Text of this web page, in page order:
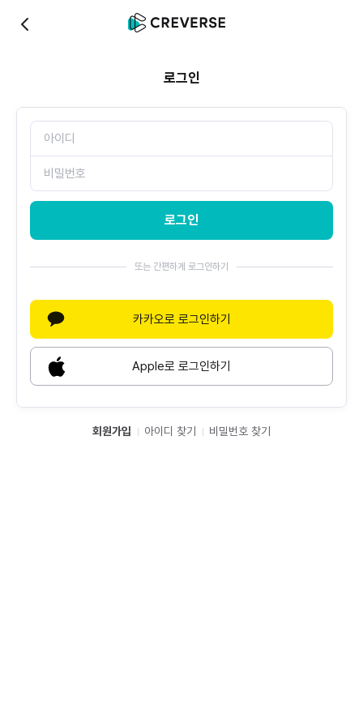
로그인
로그인
또는 간편하게 로그인하기
카카오로 로그인하기
Apple로 로그인하기
회원가입 아이디 찾기 비밀번호 찾기